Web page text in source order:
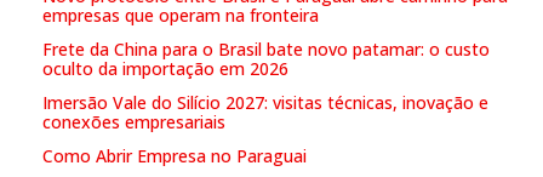
empresas que operam na fronteira
Frete da China para o Brasil bate novo patamar: o custo
oculto da importação em 2026
Imersão Vale do Silício 2027: visitas técnicas, inovação e
conexões empresariais
Como Abrir Empresa no Paraguai